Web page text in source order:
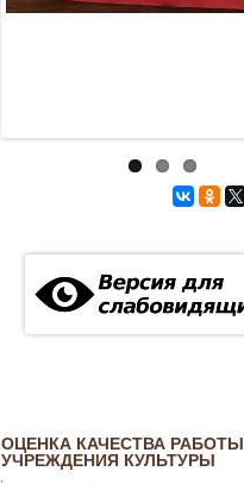
ОЦЕНКА КАЧЕСТВА РАБОТЫ
УЧРЕЖДЕНИЯ КУЛЬТУРЫ